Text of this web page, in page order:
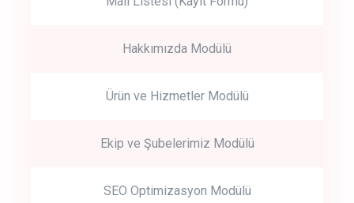
Hakkımızda Modülü
Ürün ve Hizmetler Modülü
Ekip ve Şubelerimiz Modülü
SEO Optimizasyon Modülü